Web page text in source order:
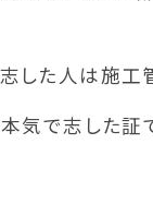
した人は施工
気で志した